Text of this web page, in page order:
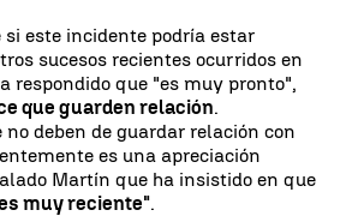
si este incidente podría estar
sucesos recientes ocurridos en
respondido que "es muy pronto",
que guarden relación.
deben de guardar relación con
es una apreciación
Martín que ha insistido en que
muy reciente".